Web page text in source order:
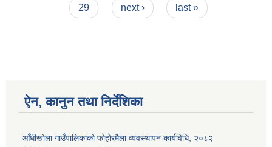
29
next › last »
ऐन, कानुन तथा निर्देशिका
आँधीखोला गाउँपालिकाको फोहोरमैला व्यवस्थापन कार्यविधि, २०८२